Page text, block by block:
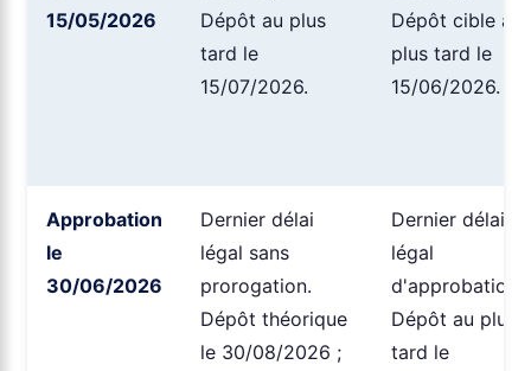
15/05/2026
Dépôt au plus
tard le
15/07/2026.
Dépôt cible au
plus tard le
15/06/2026.
Approbation
le
30/06/2026
Dernier délai
légal sans
prorogation.
Dépôt théorique
le 30/08/2026 ;
Dernier délai
légal
d'approbation.
Dépôt au plus
tard le